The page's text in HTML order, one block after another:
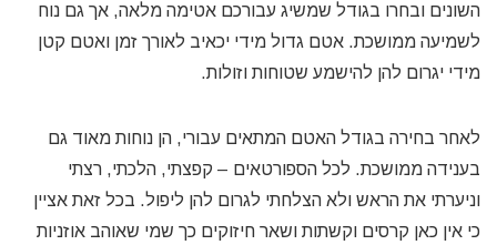
השונים ובחרו בגודל שמשיג עבורכם אטימה מלאה, אך גם נוח
לשמיעה ממושכת. אטם גדול מידי יכאיב לאורך זמן ואטם קטן
מידי יגרום להן להישמע שטוחות וזולות.
לאחר בחירה בגודל האטם המתאים עבורי, הן נוחות מאוד גם
בענידה ממושכת. לכל הספורטאים – קפצתי, הלכתי, רצתי
וניערתי את הראש ולא הצלחתי לגרום להן ליפול. בכל זאת אציין
כי אין כאן קרסים וקשתות ושאר חיזוקים כך שמי שאוהב אוזניות